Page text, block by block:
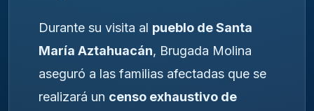
Durante su visita al pueblo de Santa
María Aztahuacán, Brugada Molina
aseguró a las familias afectadas que se
realizará un censo exhaustivo de